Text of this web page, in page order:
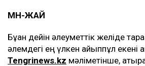
МӘН-ЖАЙ
Бұған дейін әлеуметтік желіде
әлемдегі ең үлкен айыппұл екені
Tengrinews.kz мәліметінше,